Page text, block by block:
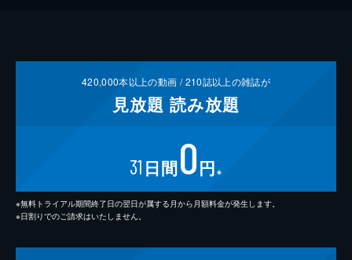
420,000本以上の動画 /210誌以上の雑誌が
見放題 読み放題
31 日間0円 ※
※無料トライアル期間終了日の翌日が属する月から月額料金が発生します。
※日割りでのご請求はいたしません。